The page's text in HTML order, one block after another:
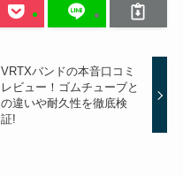
VRTXバンドの本音口コミ
レビュー！ゴムチューブと
の違いや耐久性を徹底検
証!